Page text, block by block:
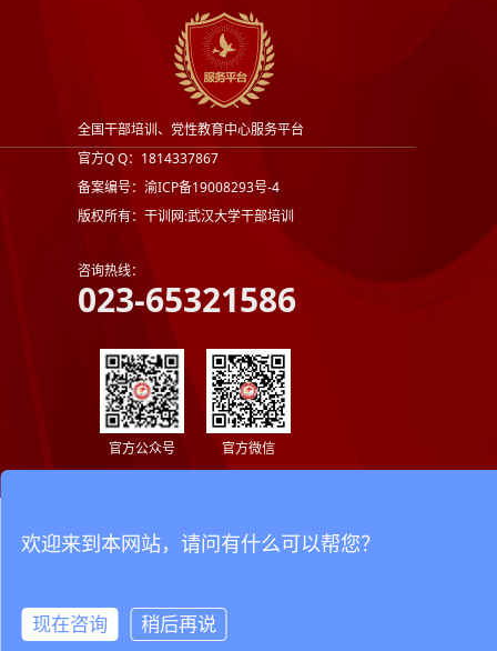
全国干部培训、党性教育中心服务平台
官方Q Q：1814337867
备案编号：渝ICP备19008293号-4
版权所有：干训网:武汉大学干部培训
咨询热线：
023-65321586
官方公众号 官方微信
欢迎来到本网站，请问有什么可以帮您？
现在咨询 稍后再说